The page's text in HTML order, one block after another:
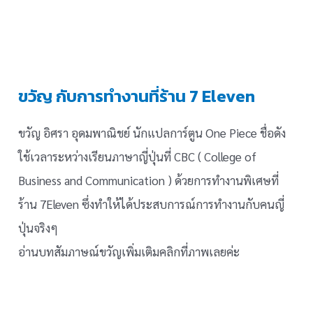
ขวัญ กับการทำงานที่ร้าน 7 Eleven
ขวัญ อิศรา อุดมพาณิชย์ นักแปลการ์ตูน One Piece ชื่อดัง
ใช้เวลาระหว่างเรียนภาษาญี่ปุ่นที่ CBC ( College of
Business and Communication ) ด้วยการทำงานพิเศษที่
ร้าน 7Eleven ซึ่งทำให้ได้ประสบการณ์การทำงานกับคนญี่
ปุ่นจริงๆ
อ่านบทสัมภาษณ์ขวัญเพิ่มเติมคลิกที่ภาพเลยค่ะ